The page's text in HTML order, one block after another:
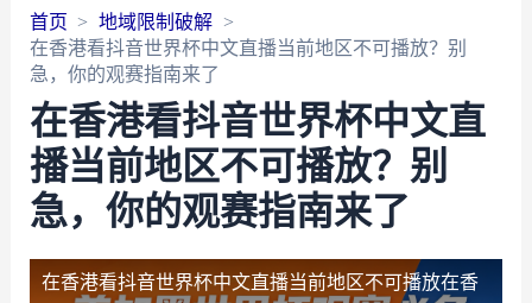
首页
地域限制破解
在香港看抖音世界杯中文直播当前地区不可播放？别
急，你的观赛指南来了
在香港看抖音世界杯中文直
播当前地区不可播放？别
急，你的观赛指南来了
在香港看抖音世界杯中文直播当前地区不可播放在香